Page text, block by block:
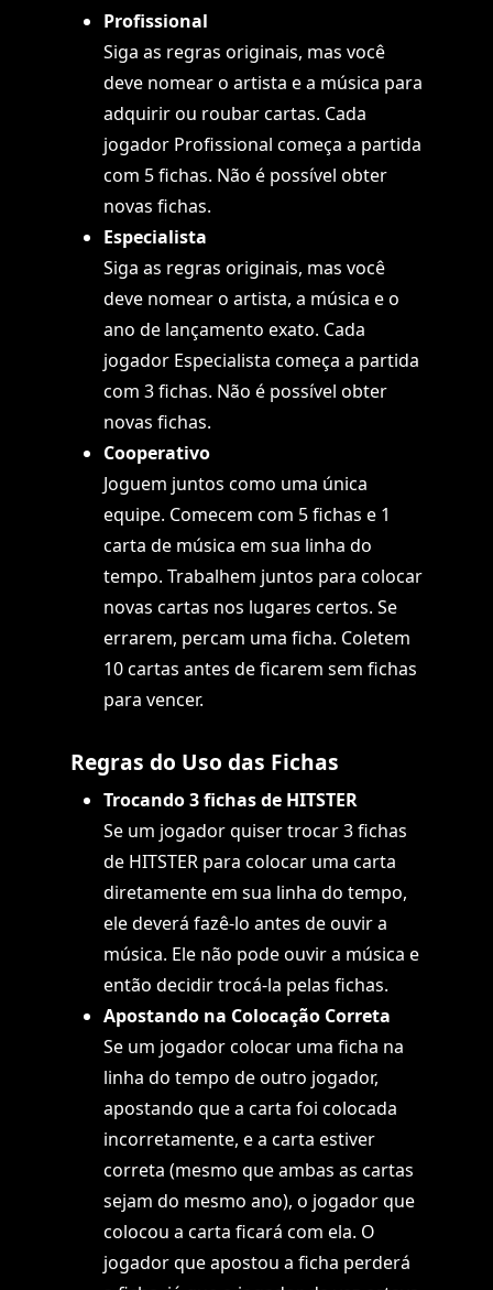
Profissional
Siga as regras originais, mas você
deve nomear o artista e a música para
adquirir ou roubar cartas. Cada
jogador Profissional começa a partida
com 5 fichas. Não é possível obter
novas fichas.
Especialista
Siga as regras originais, mas você
deve nomear o artista, a música e o
ano de lançamento exato. Cada
jogador Especialista começa a partida
com 3 fichas. Não é possível obter
novas fichas.
Cooperativo
Joguem juntos como uma única
equipe. Comecem com 5 fichas e 1
carta de música em sua linha do
tempo. Trabalhem juntos para colocar
novas cartas nos lugares certos. Se
errarem, percam uma ficha. Coletem
10 cartas antes de ficarem sem fichas
para vencer.
Regras do Uso das Fichas
Trocando 3 fichas de HITSTER
Se um jogador quiser trocar 3 fichas
de HITSTER para colocar uma carta
diretamente em sua linha do tempo,
ele deverá fazê-lo antes de ouvir a
música. Ele não pode ouvir a música e
então decidir trocá-la pelas fichas.
Apostando na Colocação Correta
Se um jogador colocar uma ficha na
linha do tempo de outro jogador,
apostando que a carta foi colocada
incorretamente, e a carta estiver
correta (mesmo que ambas as cartas
sejam do mesmo ano), o jogador que
colocou a carta ficará com ela. O
jogador que apostou a ficha perderá